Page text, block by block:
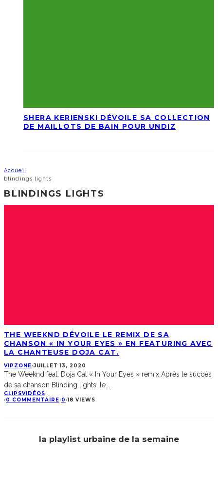
SHERA KERIENSKI DÉVOILE SA COLLECTION
DE MAILLOTS DE BAIN POUR UNDIZ
Accueil
blindings lights
BLINDINGS LIGHTS
THE WEEKND DÉVOILE LE REMIX DE SA
CHANSON « IN YOUR EYES » EN FEATURING AVEC
LA CHANTEUSE DOJA CAT.
VIPZONE·JUILLET 13, 2020
The Weeknd feat. Doja Cat « In Your Eyes » remix Après le succès
de sa chanson Blinding lights, le
CLIPSVIDÉOS
·0 COMMENTAIRE·0 ·18 VIEWS
la playlist urbaine de la semaine